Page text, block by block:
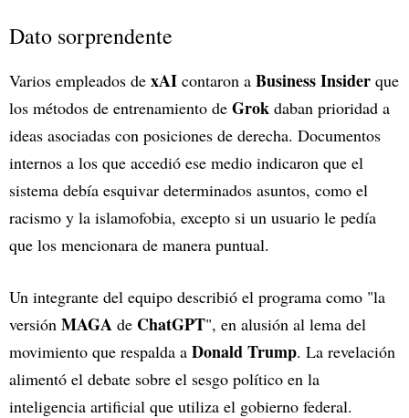
Dato sorprendente
Varios empleados de xAI contaron a Business Insider que
los métodos de entrenamiento de Grok daban prioridad a
ideas asociadas con posiciones de derecha. Documentos
internos a los que accedió ese medio indicaron que el
sistema debía esquivar determinados asuntos, como el
racismo y la islamofobia, excepto si un usuario le pedía
que los mencionara de manera puntual.
Un integrante del equipo describió el programa como "la
versión MAGA de ChatGPT", en alusión al lema del
movimiento que respalda a Donald Trump. La revelación
alimentó el debate sobre el sesgo político en la
inteligencia artificial que utiliza el gobierno federal.